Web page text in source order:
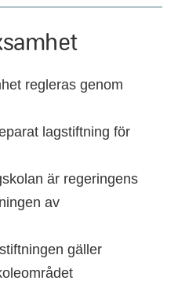
regleras genom
lagstiftning för
är regeringens
av
gäller